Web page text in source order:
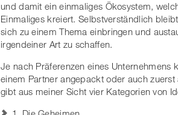
und damit ein einmaliges Ökosystem,
Einmaliges kreiert. Selbstverständlich
sich zu einem Thema einbringen und
irgendeiner Art zu schaffen.
Je nach Präferenzen eines Unternehmens
einem Partner angepackt oder auch
gibt aus meiner Sicht vier Kategorien von